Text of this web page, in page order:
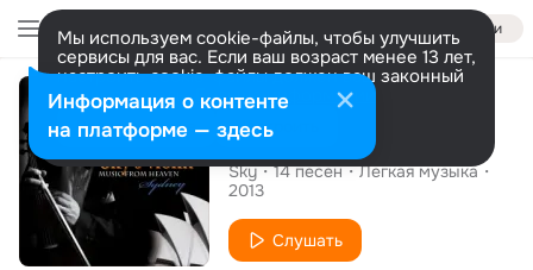
Войти
Мы используем cookie-файлы, чтобы улучшить
сервисы для вас. Если ваш возраст менее 13 лет,
настроить cookie-файлы должен ваш законный
представитель. Больше информации
Разрешить все Настроить
Альбом
Sky's Violin, Vol. 3
Sky 14песен
Легкая музыка
2013
Слушать
Информация о контенте
на платформе — здесь